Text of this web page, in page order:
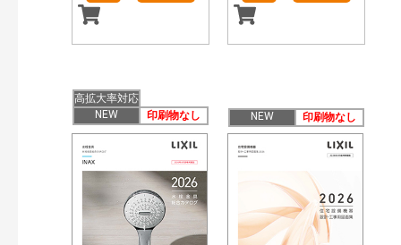
高拡大率対応
NEW
印刷物なし NEW 印刷物なし